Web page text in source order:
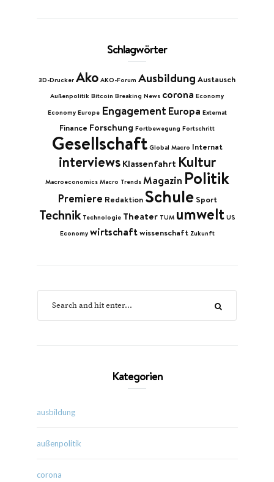
Schlagwörter
3D-Drucker Ako AKO-Forum Ausbildung Austausch
Außenpolitik Bitcoin Breaking News corona Economy
Economy Europe Engagement Europa Externat
Finance Forschung Fortbewegung Fortschritt
Gesellschaft Global Macro Internat
interviews Klassenfahrt Kultur
Macroeconomics Macro Trends Magazin Politik
Premiere Redaktion Schule Sport
Technik Technologie Theater TUM umwelt US
Economy wirtschaftwissenschaft Zukunft
Kategorien
ausbildung
außenpolitik
corona